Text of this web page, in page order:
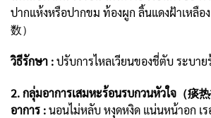
ปากแห้งหรือปากขม ท้องผูก ลิ้นแดงฝ้าเหลือ
数）
วิธีรักษา :ปรับการไหลเวียนของชี่ตับ ระบาย
2. กลุ่มอาการเสมหะร้อนรบกวนหัวใจ（痰热
อาการ :นอนไม่หลับ หงุดหงิด แน่นหน้าอก เ